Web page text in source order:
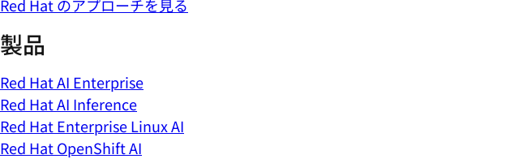
Red Hat のアプローチを見る
製品
Red Hat AI Enterprise
Red Hat AI Inference
Red Hat Enterprise Linux AI
Red Hat OpenShift AI